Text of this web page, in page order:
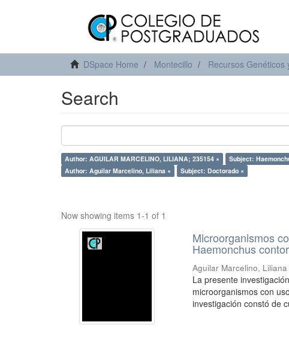
DSpace Home Montecillo Recursos Genéticos
Search
Author: AGUILAR MARCELINO, LILIANA; 235154 × Subject:
Author: Aguilar Marcelino, Liliana ×
Subject: Doctorado ×
Now showing items 1-1 of 1
Microorganismos
Haemonchus
Aguilar Marcelino, Liliana
La presente
microorganismos con
investigación constó de